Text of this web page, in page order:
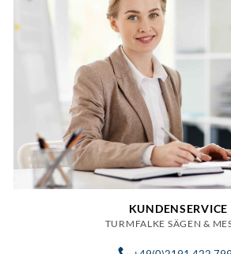
KUNDENSERVICE
TURMFALKE SÄGEN &